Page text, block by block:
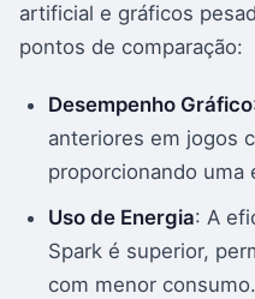
artificial e gráficos
pontos de comparação:
Desempenho Gráfico
anteriores em jogos
proporcionando uma
Uso de Energia: A
Spark é superior,
com menor consumo.